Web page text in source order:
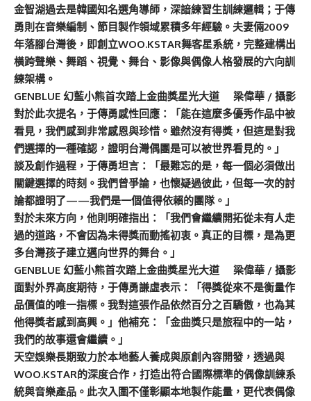
金智湖過去是韓國知名選角導師，深諳練習生訓練邏輯；于傳
勇則在音樂編制、節目製作領域累積多年經驗。夫妻倆2009
年落腳台灣後，即創立WOO.KSTAR舞客星系統，完整建構出
橫跨聲樂、舞蹈、視覺、舞台、影像與偶像人格發展的六向訓
練架構。
GENBLUE 幻藍小熊首次踏上金曲獎星光大道 梁偉華 / 攝影
對於此次提名，于傳勇感性回應：「能在這麼多優秀作品中被
看見，我們感到非常感恩與珍惜。雖然沒有得獎，但這是對我
們選擇的一種確認，證明台灣偶團是可以被世界看見的。」
談及創作過程，于傳勇坦言：「最難忘的是，每一個必須做出
關鍵選擇的時刻。我們曾爭論，也懷疑過彼此，但每一次的討
論都證明了——我們是一個值得依賴的團隊。」
對於未來方向，他則明確指出：「我們會繼續開拓從未有人走
過的道路，不會因為未得獎而動搖初衷。真正的目標，是為更
多台灣孩子建立邁向世界的舞台。」
GENBLUE 幻藍小熊首次踏上金曲獎星光大道 梁偉華 / 攝影
面對外界高度期待，于傳勇謙虛表示：「得獎從來不是衡量作
品價值的唯一指標。我對這張作品依然百分之百驕傲，也為其
他得獎者感到高興。」他補充：「金曲獎只是旅程中的一站，
我們的故事還會繼續。」
天空娛樂長期致力於本地藝人養成與原創內容開發，透過與
WOO.KSTAR的深度合作，打造出符合國際標準的偶像訓練系
統與音樂產品。此次入圍不僅彰顯本地製作能量，更代表偶像